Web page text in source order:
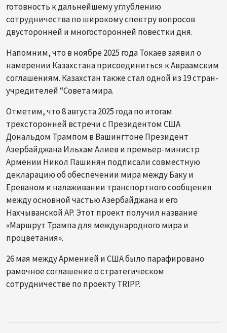
готовность к дальнейшему углублению
сотрудничества по широкому спектру вопросов
двусторонней и многосторонней повестки дня.
Напомним, что в ноябре 2025 года Токаев заявил о
намерении Казахстана присоединиться к Авраамским
соглашениям. Казахстан также стал одной из 19 стран-
учредителей “Совета мира.
Отметим, что 8 августа 2025 года по итогам
трехсторонней встречи с Президентом США
Дональдом Трампом в Вашингтоне Президент
Азербайджана Ильхам Алиев и премьер-министр
Армении Никол Пашинян подписали совместную
декларацию об обеспечении мира между Баку и
Ереваном и налаживании транспортного сообщения
между основной частью Азербайджана и его
Нахчыванской АР. Этот проект получил название
«Маршрут Трампа для международного мира и
процветания».
26 мая между Арменией и США было парафировано
рамочное соглашение о стратегическом
сотрудничестве по проекту TRIPP.